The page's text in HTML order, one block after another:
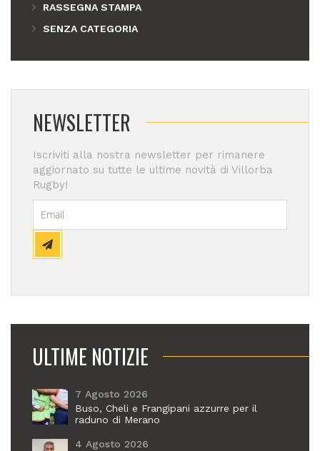
RASSEGNA STAMPA
SENZA CATEGORIA
NEWSLETTER
Iscriviti alla nostra newsletter per rimanere
aggiornato su tutte le ultime novità di Villorba
Rugby!
ULTIME NOTIZIE
7 Agosto 2026
Buso, Cheli e Frangipani azzurre per il
raduno di Merano
4 Agosto 2026